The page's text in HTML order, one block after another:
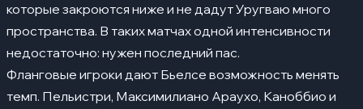
которые закроются ниже и не дадут Уругваю много
пространства. В таких матчах одной интенсивности
недостаточно: нужен последний пас.
Фланговые игроки дают Бьелсе возможность менять
темп. Пельистри, Максимилиано Араухо, Каноббио и